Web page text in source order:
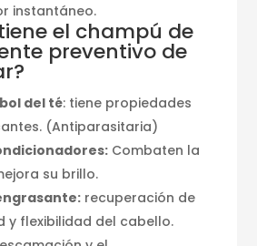
instantáneo.
el champú de
preventivo de
del té: tiene propiedades
(Antiparasitaria)
Combaten la
su brillo.
recuperación de
y flexibilidad del cabello.